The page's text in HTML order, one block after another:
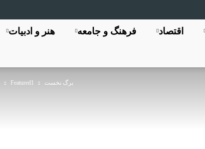
KayhanLondon
کیهان
هنر و ادبیات فرهنگ و جامعه اقتصاد
برگ نخست Featured1